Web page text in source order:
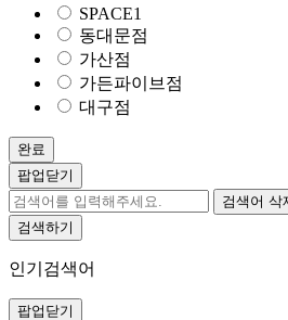
SPACE1
동대문점
가산점
가든파이브점
대구점
완료
팝업닫기
검색어 삭
검색하기
인기검색어
팝업닫기